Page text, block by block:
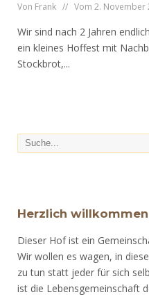
Von Frank // Vom 2.
Wir sind nach 2 Jahren
ein kleines Hoffest mit
Stockbrot,...
Herzlich
Dieser Hof ist ein
Wir wollen es wagen, in
zu tun statt jeder für sich
ist die Lebensgemeinschaft